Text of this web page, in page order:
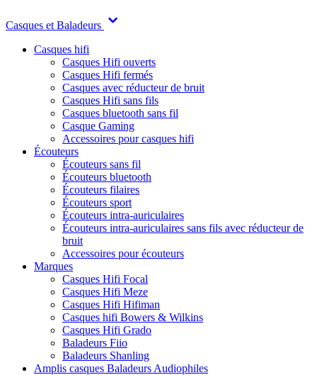
Casques et Baladeurs
Casques hifi
Casques Hifi ouverts
Casques Hifi fermés
Casques avec réducteur de bruit
Casques Hifi sans fils
Casques bluetooth sans fil
Casque Gaming
Accessoires pour casques hifi
Écouteurs
Écouteurs sans fil
Écouteurs bluetooth
Écouteurs filaires
Écouteurs sport
Écouteurs intra-auriculaires
Écouteurs intra-auriculaires sans fils avec réducteur de
bruit
Accessoires pour écouteurs
Marques
Casques Hifi Focal
Casques Hifi Meze
Casques Hifi Hifiman
Casques hifi Bowers & Wilkins
Casques Hifi Grado
Baladeurs Fiio
Baladeurs Shanling
Amplis casques Baladeurs Audiophiles